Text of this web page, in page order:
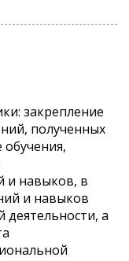
закрепление
полученных
и навыков, в
и навыков
деятельности, а